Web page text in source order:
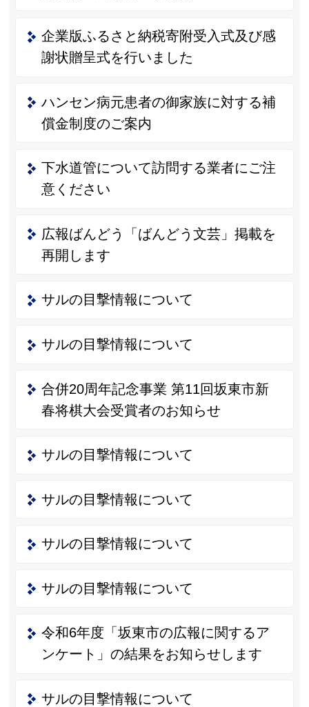
企業版ふるさと納税寄附受入式及び感
謝状贈呈式を行いました
ハンセン病元患者の御家族に対する補
償金制度のご案内
下水道管について訪問する業者にご注
意ください
広報ばんどう「ばんどう文芸」掲載を
再開します
サルの目撃情報について
サルの目撃情報について
合併20周年記念事業 第11回坂東市新
春将棋大会受賞者のお知らせ
サルの目撃情報について
サルの目撃情報について
サルの目撃情報について
サルの目撃情報について
令和6年度「坂東市の広報に関するア
ンケート」の結果をお知らせします
サルの目撃情報について